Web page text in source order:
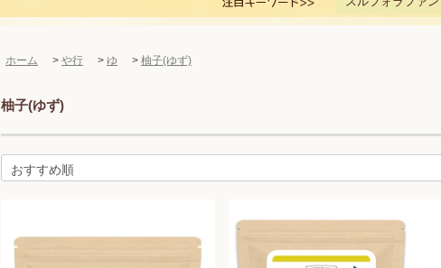
ホーム > や行 > ゆ > 柚子(ゆず)
柚子(ゆず)